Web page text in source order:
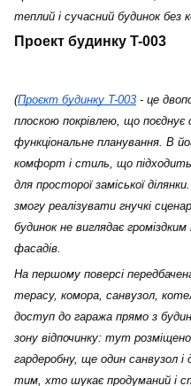
теплий і сучасний будинок без
Проект будинку T-003
(Проєкт будинку T-003 - це
плоскою покрівлею, що поєднує
функціональне планування. В
комфорт і стиль, що
для просторої заміської
змогу реалізувати гнучкі
будинок не виглядає
фасадів.
На першому поверсі
терасу, комора, санвузол,
доступ до гаража прямо з
зону відпочинку: тут
гардеробну, ще один санвузол
тим, хто шукає продуманий і